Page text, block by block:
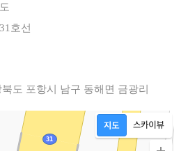
호선
도 포항시 남구 동해면 금광리